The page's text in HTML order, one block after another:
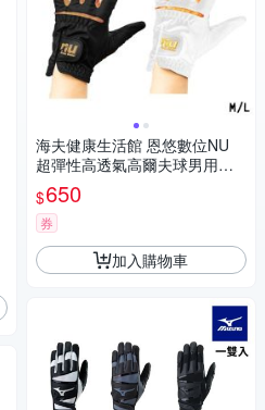
海夫健康生活館 恩悠數位NU
超彈性高透氣高爾夫球男用手
套 左手單入 黑/白 9GL171MB
O0
$650
券
加入購物車